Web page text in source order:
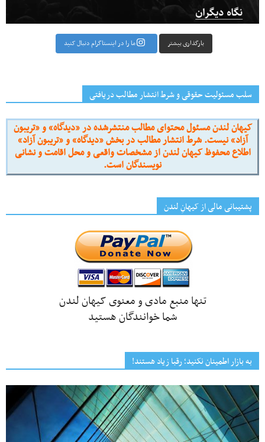
بارگذاری بیشتر ما را در اینستاگرام دنبال کنید
سلب مسئولیت حقوقی و شرط انتشار مطالب دریافتی
کیهان لندن مسئول محتوای مطالب منتشرشده در «دیدگاه» و «تریبون
آزاد» نیست. شرط انتشار مطالب در بخش «دیدگاه» و «تریبون آزاد»
اطلاع محفوظ کیهان لندن از مشخصات واقعی و محل اقامت و نشانی
نویسندگان است.
پشتیبانی مالی از کیهانِ لندن
تنها منبع مادی و معنوی کیهان لندن
شما خوانندگان هستید
به بازار اطمینان نکنید؛ رقبا زیاد هستند!